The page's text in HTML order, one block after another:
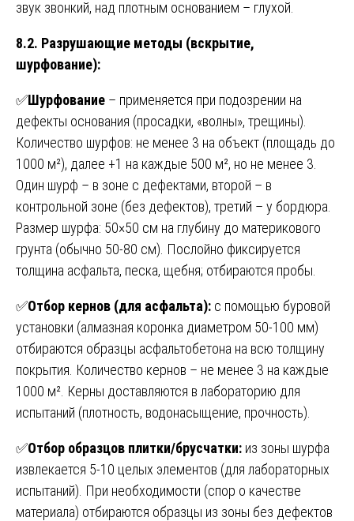
звук звонкий, над плотным основанием – глухой.
8.2. Разрушающие методы (вскрытие,
шурфование):
✅Шурфование – применяется при подозрении на
дефекты основания (просадки, «волны», трещины).
Количество шурфов: не менее 3 на объект (площадь до
1000 м²), далее +1 на каждые 500 м², но не менее 3.
Один шурф – в зоне с дефектами, второй – в
контрольной зоне (без дефектов), третий – у бордюра.
Размер шурфа: 50×50 см на глубину до материкового
грунта (обычно 50-80 см). Послойно фиксируется
толщина асфальта, песка, щебня; отбираются пробы.
✅Отбор кернов (для асфальта): с помощью буровой
установки (алмазная коронка диаметром 50-100 мм)
отбираются образцы асфальтобетона на всю толщину
покрытия. Количество кернов – не менее 3 на каждые
1000 м². Керны доставляются в лабораторию для
испытаний (плотность, водонасыщение, прочность).
✅Отбор образцов плитки/брусчатки: из зоны шурфа
извлекается 5-10 целых элементов (для лабораторных
испытаний). При необходимости (спор о качестве
материала) отбираются образцы из зоны без дефектов